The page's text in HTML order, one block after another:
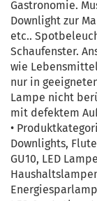
Gastronomie.
Downlight zur
etc..
Schaufenster.
wie
nur in
Lampe nicht
mit defektem
•
Downlights,
GU10, LED